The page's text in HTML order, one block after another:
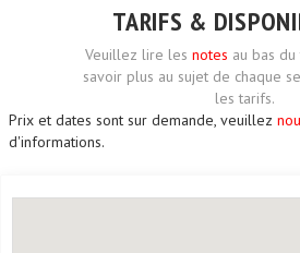
TARIFS &
Veuillez lire les notes au bas
savoir plus au sujet de chaque
les tarifs.
Prix et dates sont sur demande, veuillez
d'informations.